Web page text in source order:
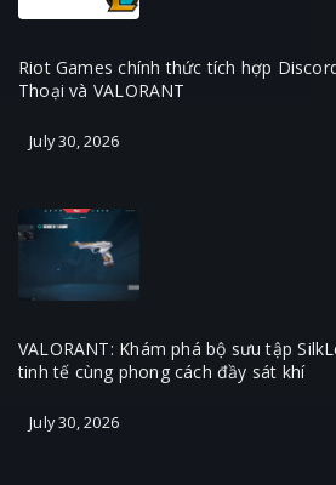
Riot Games chính thức tích hợp
Thoại và VALORANT
July 30, 2026
VALORANT: Khám phá bộ sưu tập
tinh tế cùng phong cách đầy sát khí
July 30, 2026